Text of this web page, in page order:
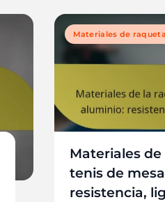
Materiales de
Materiales
tenis de
resistencia,